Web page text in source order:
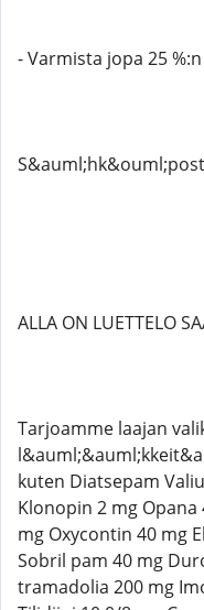
- Varmista jopa 25
ALLA ON LUETTELO
Tarjoamme laajan
kuten Diatsepam
Klonopin 2 mg Opana
mg Oxycontin 40 mg
Sobril pam 40 mg
tramadolia 200 mg